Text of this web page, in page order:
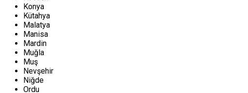
Konya
Kütahya
Malatya
Manisa
Mardin
Muğla
Muş
Nevşehir
Niğde
Ordu